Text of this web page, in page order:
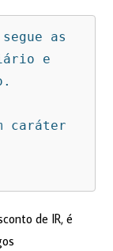
as
e
caráter
de IR, é